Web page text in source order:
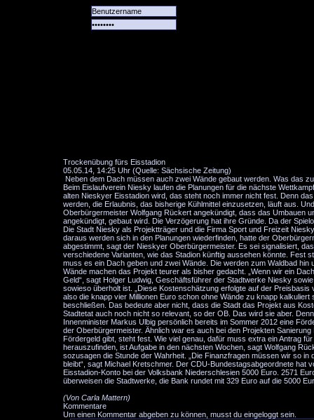
Trockenübung fürs Eisstadion
05.05.14, 14:25 Uhr (Quelle: Sächsische Zeitung)
Neben dem Dach müssen auch zwei Wände gebaut werden. Was das
Beim Eislaufverein Niesky laufen die Planungen für die nächste
alten Nieskyer Eisstadion wird, das steht noch immer nicht fest. Denn
werden, die Erlaubnis, das bisherige Kühlmittel einzusetzen, läuft aus.
Oberbürgermeister Wolfgang Rückert angekündigt, dass das Umbauen
angekündigt, gebaut wird. Die Verzögerung hat ihre Gründe. Da der
Die Stadt Niesky als Projektträger und die Firma Sport und Freizeit
daraus werden sich in den Planungen wiederfinden, hatte der
abgestimmt, sagt der Nieskyer Oberbürgermeister. Es sei signalisiert,
verschiedene Varianten, wie das Stadion künftig aussehen könnte. Fest
muss es ein Dach geben und zwei Wände. Die werden zum Waldbad
Wände machen das Projekt teurer als bisher gedacht. „Wenn wir ein
Geld“, sagt Holger Ludwig, Geschäftsführer der Stadtwerke Niesky
sowieso überholt ist. „Diese Kostenschätzung erfolgte auf der
also die knapp vier Millionen Euro schon ohne Wände zu knapp
beschließen. Das bedeute aber nicht, dass die Stadt das Projekt aus
Stadtetat auch noch nicht so relevant, so der OB. Das wird sie aber.
Innenminister Markus Ulbig persönlich bereits im Sommer 2012 eine
der Oberbürgermeister. Ähnlich war es auch bei den Projekten
Fördergeld gibt, steht fest. Wie viel genau, dafür muss extra ein Antrag
herauszufinden, ist Aufgabe in den nächsten Wochen, sagt Wolfgang
sozusagen die Stunde der Wahrheit. „Die Finanzfragen müssen wir so
bleibt“, sagt Michael Kretschmer. Der CDU-Bundestagsabgeordnete
Eisstadion-Konto bei der Volksbank Niederschlesien 5000 Euro. 2571
überweisen die Stadtwerke, die Bank rundet mit 329 Euro auf die 5000
(Von Carla Mattern)
Kommentare
Um einen Kommentar abgeben zu können, musst du eingeloggt sein.